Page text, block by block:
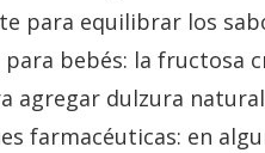
para equilibrar los
bebés: la fructosa
agregar dulzura
farmacéuticas: en